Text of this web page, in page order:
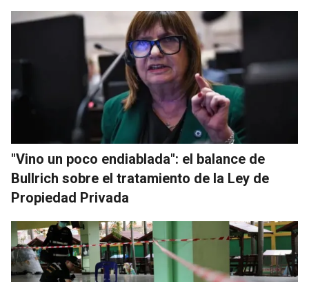
"Vino un poco endiablada": el balance de
Bullrich sobre el tratamiento de la Ley de
Propiedad Privada